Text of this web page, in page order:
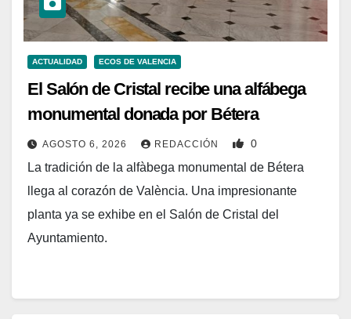
ACTUALIDAD ECOS DE VALENCIA
El Salón de Cristal recibe una alfábega
monumental donada por Bétera
AGOSTO 6, 2026 REDACCIÓN 0
La tradición de la alfàbega monumental de Bétera
llega al corazón de València. Una impresionante
planta ya se exhibe en el Salón de Cristal del
Ayuntamiento.